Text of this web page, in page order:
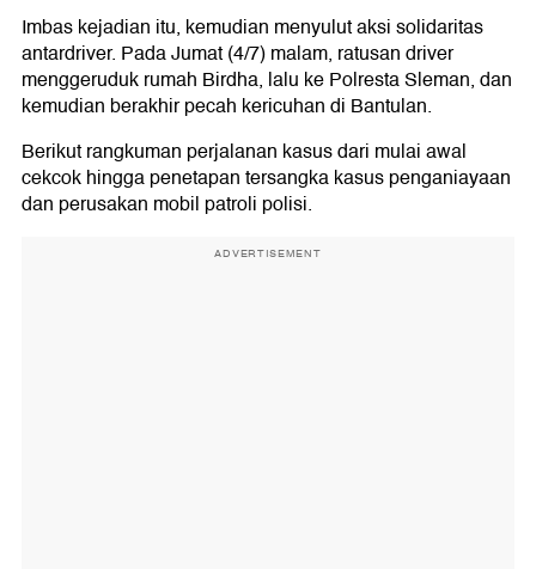
Imbas kejadian itu, kemudian menyulut aksi solidaritas
antardriver. Pada Jumat (4/7) malam, ratusan driver
menggeruduk rumah Birdha, lalu ke Polresta Sleman, dan
kemudian berakhir pecah kericuhan di Bantulan.
Berikut rangkuman perjalanan kasus dari mulai awal
cekcok hingga penetapan tersangka kasus penganiayaan
dan perusakan mobil patroli polisi.
ADVERTISEMENT